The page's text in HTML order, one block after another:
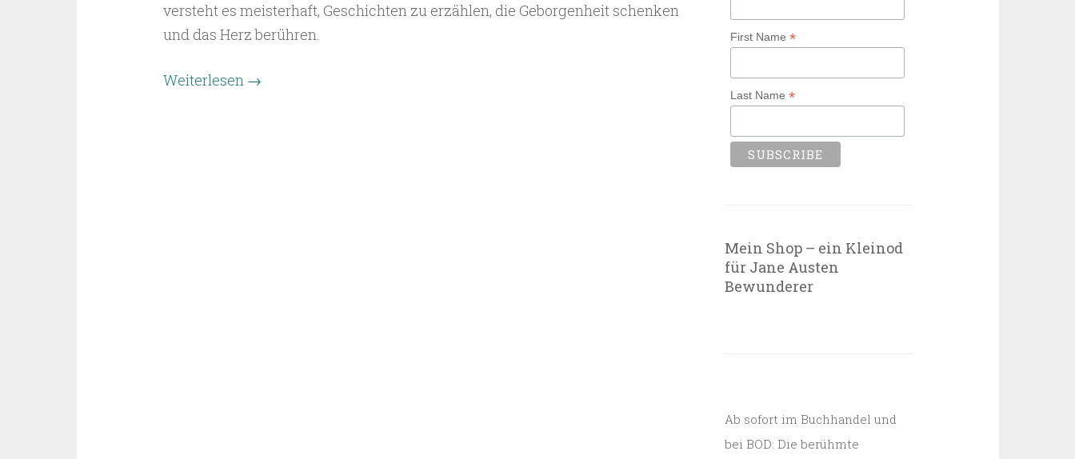
versteht es meisterhaft, Geschichten zu erzählen, die Geborgenheit schenken
und das Herz berühren.
Weiterlesen →
First Name*
Last Name*
Mein Shop – ein Kleinod
für Jane Austen
Bewunderer
Ab sofort im Buchhandel und
bei BOD: Die berühmte